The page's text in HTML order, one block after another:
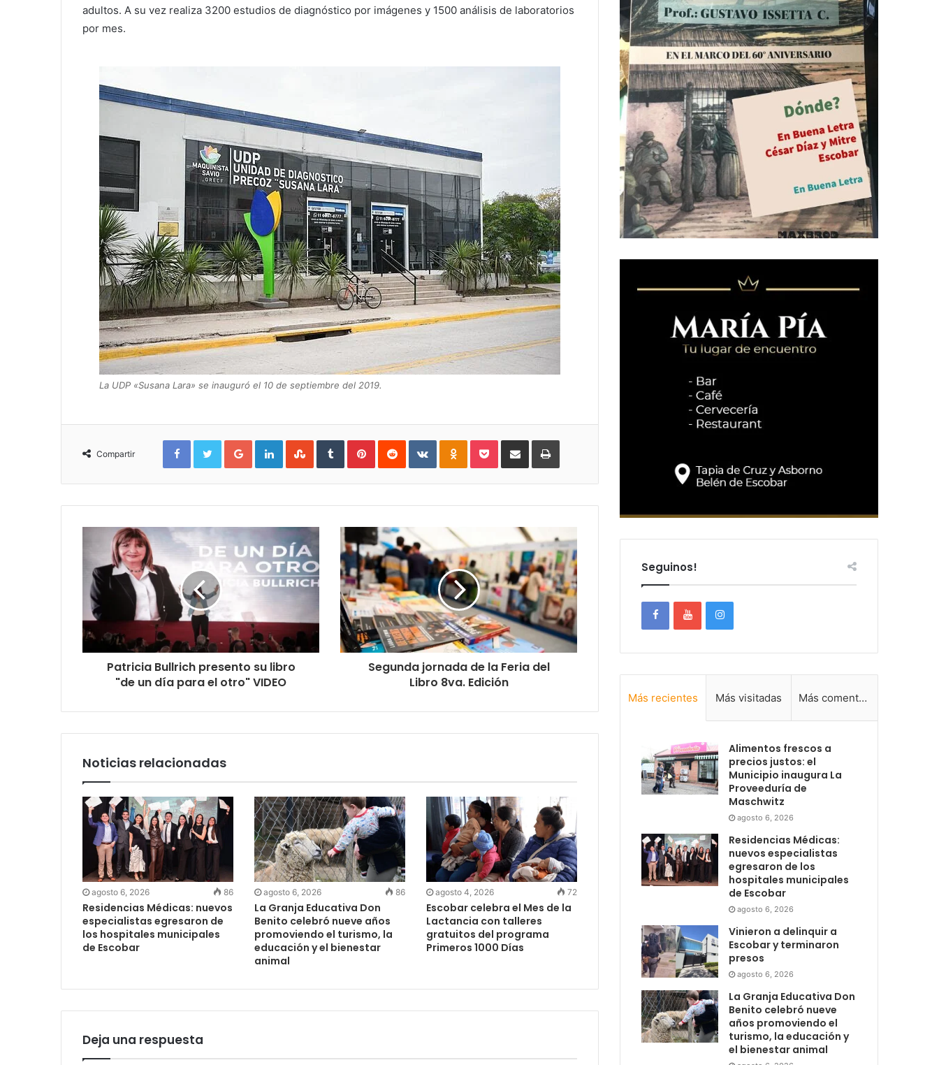
adultos. A su vez realiza 3200 estudios de diagnóstico por imágenes y 1500 análisis de laboratorios
por mes.
La UDP «Susana Lara» se inauguró el 10 de septiembre del 2019.
Compartir
FacebookTwitterGoogle+LinkedInStumbleUpon
TumblrPinterestReddit VKontakteOdnoklassniki
PocketCompartirImprimir
Patricia Bullrich presento su libro
"de un día para el otro" VIDEO
Segunda jornada de la Feria del
Libro 8va. Edición
Noticias relacionadas
agosto 6, 2026 86
Residencias Médicas: nuevos
especialistas egresaron de
los hospitales municipales
de Escobar
agosto 6, 2026 86
La Granja Educativa Don
Benito celebró nueve años
promoviendo el turismo, la
educación y el bienestar
animal
agosto 4, 2026 72
Escobar celebra el Mes de la
Lactancia con talleres
gratuitos del programa
Primeros 1000 Días
Deja una respuesta
Seguinos!
Más recientes Más visitadas Más comentadas
Alimentos frescos a
precios justos: el
Municipio inaugura La
Proveeduría de
Maschwitz
agosto 6, 2026
Residencias Médicas:
nuevos especialistas
egresaron de los
hospitales municipales
de Escobar
agosto 6, 2026
Vinieron a delinquir a
Escobar y terminaron
presos
agosto 6, 2026
La Granja Educativa Don
Benito celebró nueve
años promoviendo el
turismo, la educación y
el bienestar animal